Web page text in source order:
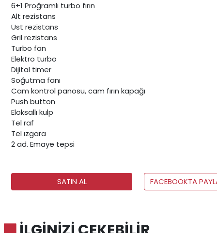
6+1 Proğramlı turbo fırın
Alt rezistans
Üst rezistans
Gril rezistans
Turbo fan
Elektro turbo
Dijital timer
Soğutma fanı
Cam kontrol panosu, cam fırın kapağı
Push button
Eloksallı kulp
Tel raf
Tel ızgara
2 ad. Emaye tepsi
SATIN AL FACEBOOKTA